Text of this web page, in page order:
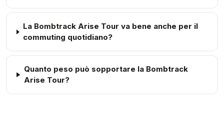
La Bombtrack Arise Tour va bene anche per il
commuting quotidiano?
Quanto peso può sopportare la Bombtrack
Arise Tour?